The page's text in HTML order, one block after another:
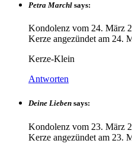
Petra Marchl says:
Kondolenz vom 24. März
Kerze angezündet am 24.
Kerze-Klein
Antworten
Deine Lieben says:
Kondolenz vom 23. März
Kerze angezündet am 23.